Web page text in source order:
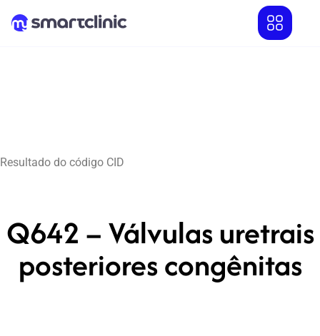
Resultado do código CID
Q642 – Válvulas uretrais
posteriores congênitas